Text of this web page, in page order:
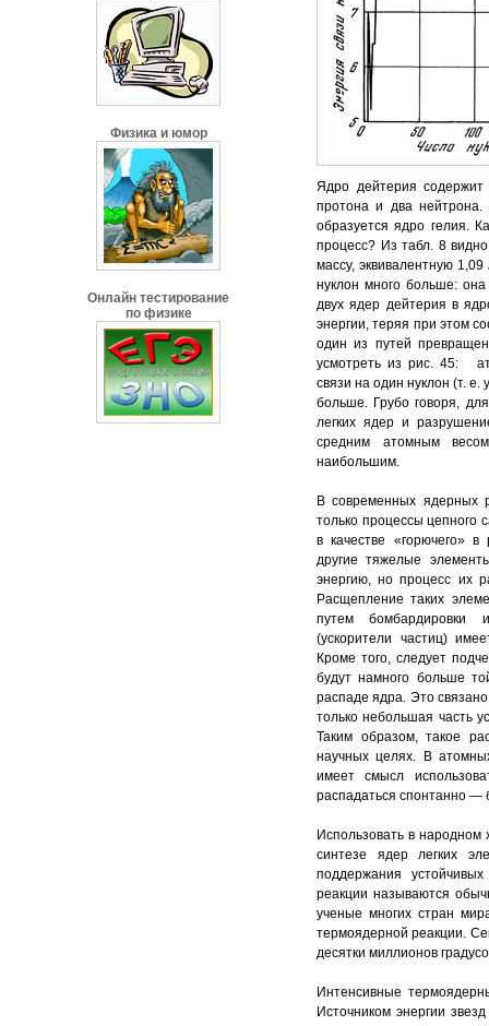
Физика и юмор
Онлайн тестирование
по физике
Ядро дейтерия
протона и два нейтрона.
образуется ядро гелия.
процесс? Из табл. 8
массу, эквивалентную 1,09
нуклон много больше:
двух ядер дейтерия в
энергии, теряя при этом
один из путей
усмотреть из рис. 45:
связи на один нуклон (т.
больше. Грубо говоря,
легких ядер и
средним атомным
наибольшим.
В современных ядерных
только процессы цепного
в качестве «горючего»
другие тяжелые
энергию, но процесс их
Расщепление таких
путем бомбардировки
(ускорители частиц)
Кроме того, следует
будут намного больше
распаде ядра. Это связано
только небольшая часть
Таким образом, такое
научных целях. В
имеет смысл
распадаться спонтанно
Использовать в
синтезе ядер легких
поддержания
реакции называются
ученые многих стран
термоядерной реакции.
десятки миллионов
Интенсивные
Источником энергии